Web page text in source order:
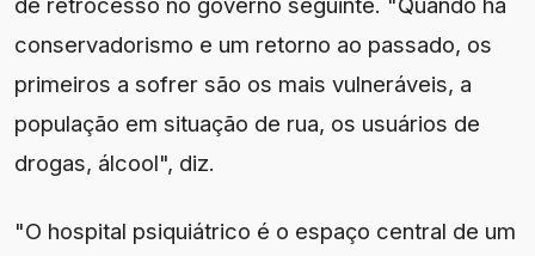
conservadorismo e um retorno ao passado, os
primeiros a sofrer são os mais vulneráveis, a
população em situação de rua, os usuários de
drogas, álcool", diz.
"O hospital psiquiátrico é o espaço central de um